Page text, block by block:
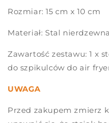
Rozmiar: 15 cm x 10 cm
Materiał: Stal nierdzewna
Zawartość zestawu: 1 x
do szpikulców do air
UWAGA
Przed zakupem zmierz